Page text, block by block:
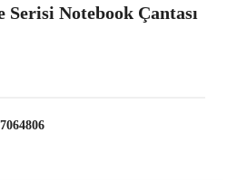
Notebook Çantası